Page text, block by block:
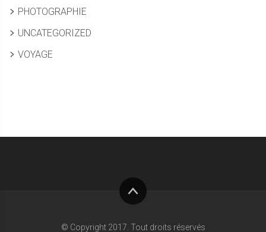
PHOTOGRAPHIE
UNCATEGORIZED
VOYAGE
© Copyright 2017. Tout droits réservés